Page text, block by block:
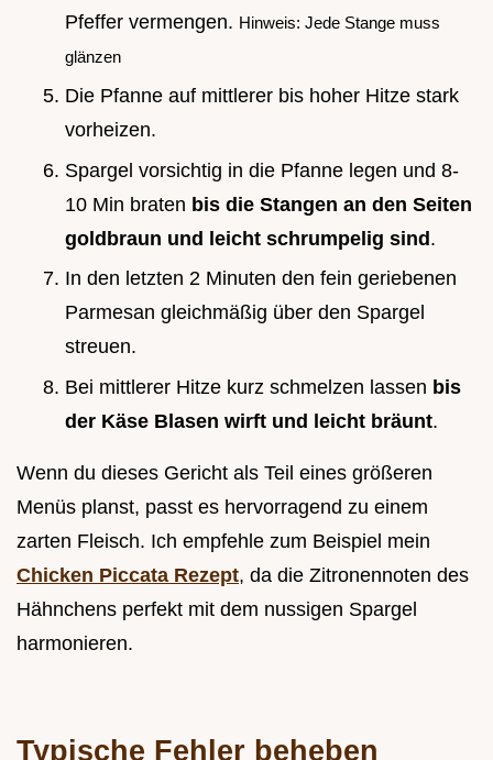
Pfeffer vermengen. Hinweis: Jede Stange muss
glänzen
Die Pfanne auf mittlerer bis hoher Hitze stark
vorheizen.
Spargel vorsichtig in die Pfanne legen und 8-
10 Min braten bis die Stangen an den Seiten
goldbraun und leicht schrumpelig sind.
In den letzten 2 Minuten den fein geriebenen
Parmesan gleichmäßig über den Spargel
streuen.
Bei mittlerer Hitze kurz schmelzen lassen bis
der Käse Blasen wirft und leicht bräunt.
Wenn du dieses Gericht als Teil eines größeren
Menüs planst, passt es hervorragend zu einem
zarten Fleisch. Ich empfehle zum Beispiel mein
Chicken Piccata Rezept, da die Zitronennoten des
Hähnchens perfekt mit dem nussigen Spargel
harmonieren.
Typische Fehler beheben